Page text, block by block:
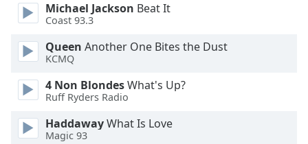
Area
Background
Color
Opacity
Font
Michael Jackson Beat It
Coast 93.3
Queen Another One Bites the Dust
KCMQ
4 Non BlondesWhat's Up?
Ruff Ryders Radio
HaddawayWhat Is Love
Magic 93